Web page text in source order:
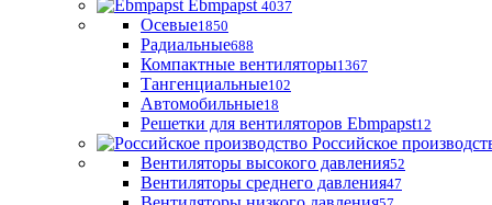
Ebmpapst 4037
Осевые1850
Радиальные688
Компактные вентиляторы1367
Тангенциальные102
Автомобильные18
Решетки для вентиляторов Ebmpapst12
Российское
Вентиляторы высокого давления52
Вентиляторы среднего давления47